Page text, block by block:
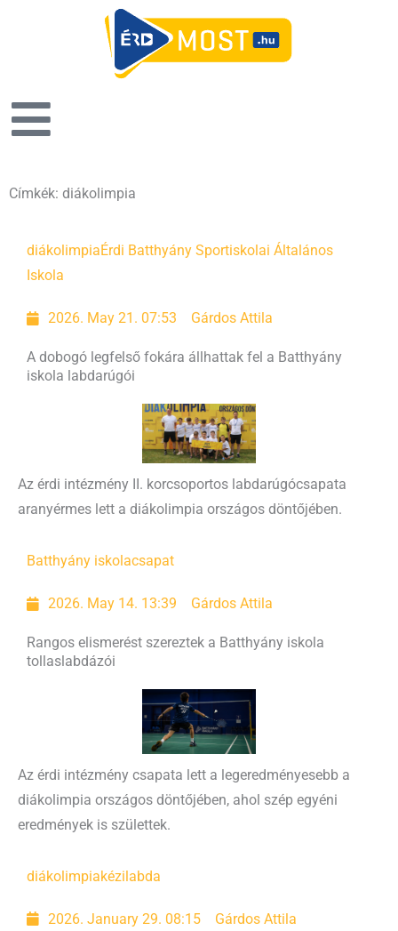
Címkék: diákolimpia
diákolimpiaÉrdi Batthyány Sportiskolai Általános
Iskola
2026. May 21. 07:53 Gárdos Attila
A dobogó legfelső fokára állhattak fel a Batthyány
iskola labdarúgói
Az érdi intézmény II. korcsoportos labdarúgócsapata
aranyérmes lett a diákolimpia országos döntőjében.
Batthyány iskolacsapat
2026. May 14. 13:39 Gárdos Attila
Rangos elismerést szereztek a Batthyány iskola
tollaslabdázói
Az érdi intézmény csapata lett a legeredményesebb a
diákolimpia országos döntőjében, ahol szép egyéni
eredmények is születtek.
diákolimpiakézilabda
2026. January 29. 08:15 Gárdos Attila